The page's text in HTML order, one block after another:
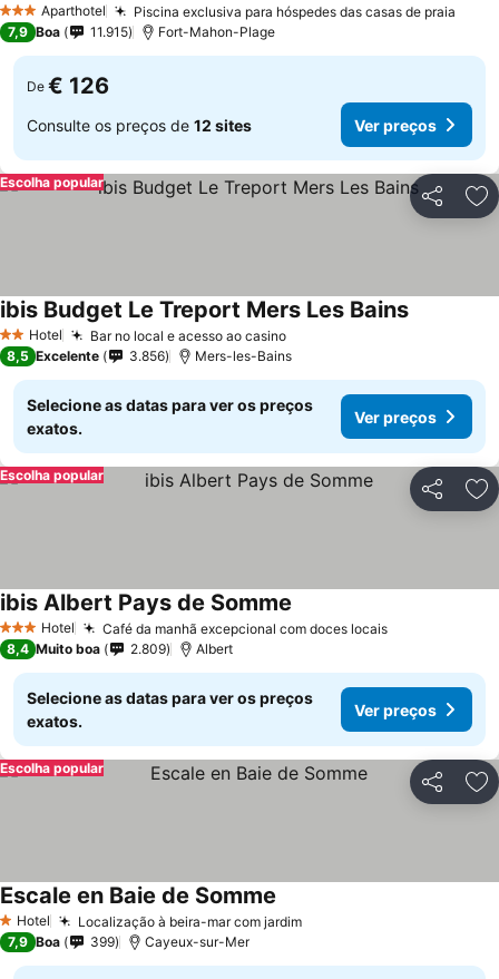
3 EstrelasAparthotel Piscina exclusiva para hóspedes das casas de praia
7,9 Boa 11.915 Fort-Mahon-Plage
De € 126
Consulte os preços de 12 sites Ver preços
Partilhar
Escolha popular
2 Estrelas
Hotel Bar no local e acesso ao casino
ibis Budget Le Treport Mers Les Bains
8,5 Excelente 3.856 Mers-les-Bains
Selecione as datas para ver os preços
exatos.
Ver preços
Partilhar
Escolha popular
3 EstrelasHotel Café da manhã excepcional com doces locais
ibis Albert Pays de Somme
8,4 Muito boa 2.809 Albert
Selecione as datas para ver os preços
exatos.
Ver preços
Partilhar
Escolha popular
1 Estrelas
Hotel Localização à beira-mar com jardim
Escale en Baie de Somme
7,9 Boa 399 Cayeux-sur-Mer